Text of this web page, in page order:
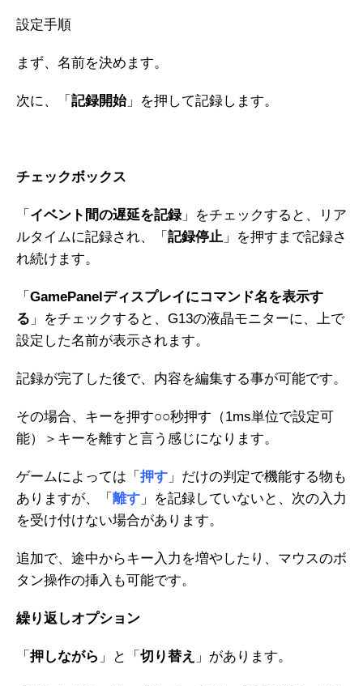
設定手順
まず、名前を決めます。
次に、「 記録開始」を押して記録します。
チェックボックス
「 イベント間の遅延を記録」をチェックすると、リア
ルタイムに記録され、「 記録停止 」を押すまで記録さ
れ続けます。
「 GamePanelディスプレイにコマンド名を表示す
る 」をチェックすると、G13の液晶モニターに、上で
設定した名前が表示されます。
記録が完了した後で、内容を編集する事が可能です。
その場合、キーを押す○○秒押す（1ms単位で設定可
能）＞キーを離すと言う感じになります。
ゲームによっては「 押す 」だけの判定で機能する物も
ありますが、「 離す 」を記録していないと、次の入力
を受け付けない場合があります。
追加で、途中からキー入力を増やしたり、マウスのボ
タン操作の挿入も可能です。
繰り返しオプション
「 押しながら 」と「 切り替え 」があります。